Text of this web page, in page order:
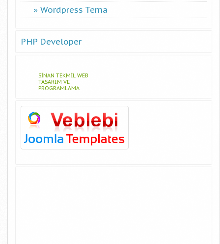
Wordpress Tema
PHP Developer
SINAN TEKMIL WEB
TASARIM VE
PROGRAMLAMA